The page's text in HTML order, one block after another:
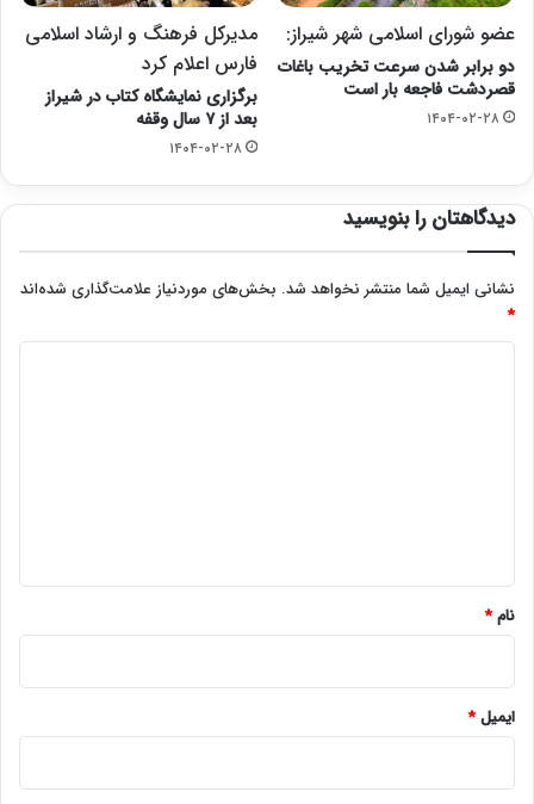
عضو شورای اسلامی شهر شیراز:
دو برابر شدن سرعت تخریب باغات
قصردشت فاجعه بار است
۱۴۰۴-۰۲-۲۸
مدیرکل فرهنگ و ارشاد اسلامی
فارس اعلام کرد
برگزاری نمایشگاه کتاب در شیراز
بعد از ۷ سال وقفه
۱۴۰۴-۰۲-۲۸
دیدگاهتان را بنویسید
نشانی ایمیل شما منتشر نخواهد شد. بخش‌های موردنیاز علامت‌گذاری شده‌اند
*
نام*
ایمیل*